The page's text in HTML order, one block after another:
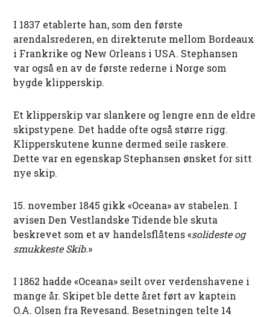
I 1837 etablerte han, som den første
arendalsrederen, en direkterute mellom Bordeaux
i Frankrike og New Orleans i USA. Stephansen
var også en av de første rederne i Norge som
bygde klipperskip.
Et klipperskip var slankere og lengre enn de eldre
skipstypene. Det hadde ofte også større rigg.
Klipperskutene kunne dermed seile raskere.
Dette var en egenskap Stephansen ønsket for sitt
nye skip.
15. november 1845 gikk «Oceana» av stabelen. I
avisen Den Vestlandske Tidende ble skuta
beskrevet som et av handelsflåtens «solideste og
smukkeste Skib.»
I 1862 hadde «Oceana» seilt over verdenshavene i
mange år. Skipet ble dette året ført av kaptein
O.A. Olsen fra Revesand. Besetningen telte 14